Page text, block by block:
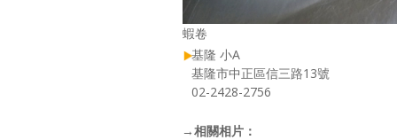
蝦卷
基隆 小A
基隆市中正區信三路13號
02-2428-2756
→相關相片：